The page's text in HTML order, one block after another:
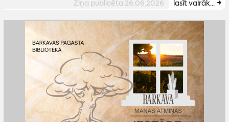
Ziņa publicēta 26.06.2026 lasīt vairāk...